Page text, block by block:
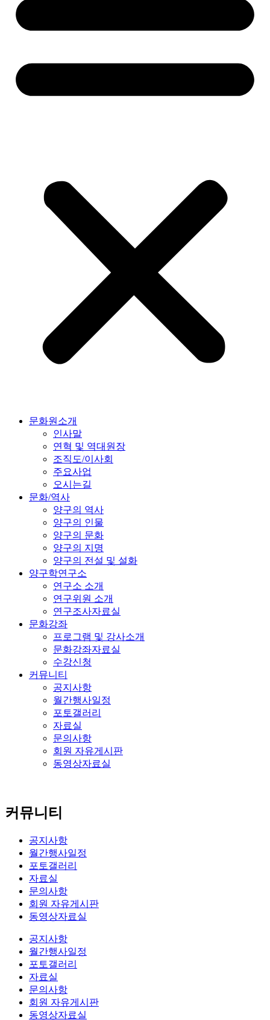
문화원소개
인사말
연혁 및 역대원장
조직도/이사회
주요사업
오시는길
문화/역사
양구의 역사
양구의 인물
양구의 문화
양구의 지명
양구의 전설 및 설화
양구학연구소
연구소 소개
연구위원 소개
연구조사자료실
문화강좌
프로그램 및 강사소개
문화강좌자료실
수강신청
커뮤니티
공지사항
월간행사일정
포토갤러리
자료실
문의사항
회원 자유게시판
동영상자료실
커뮤니티
공지사항
월간행사일정
포토갤러리
자료실
문의사항
회원 자유게시판
동영상자료실
공지사항
월간행사일정
포토갤러리
자료실
문의사항
회원 자유게시판
동영상자료실